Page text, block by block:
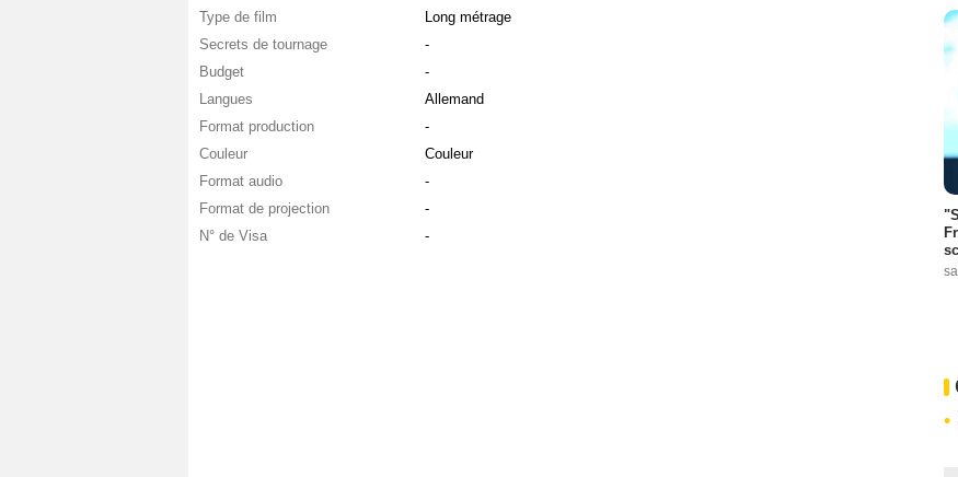
Type de film
Long métrage
Secrets de tournage
-
Budget
-
Langues
Allemand
Format production
-
Couleur
Couleur
Format audio
-
Format de projection
-
N° de Visa
-